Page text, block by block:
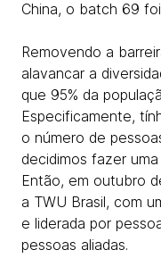
China, o batch 69
Removendo a
alavancar a
que 95% da
Especificamente,
o número de
decidimos fazer
Então, em outubro
a TWU Brasil, com
e liderada por
pessoas aliadas.